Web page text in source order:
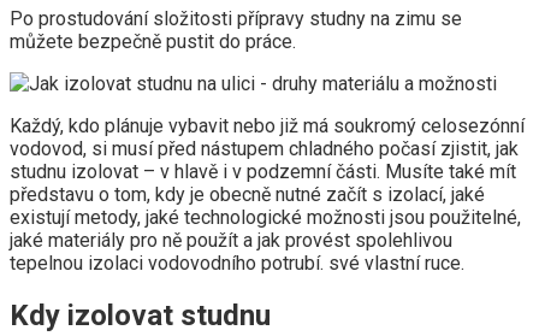
Po prostudování složitosti přípravy studny na zimu se
můžete bezpečně pustit do práce.
Každý, kdo plánuje vybavit nebo již má soukromý celosezónní
vodovod, si musí před nástupem chladného počasí zjistit, jak
studnu izolovat – v hlavě i v podzemní části. Musíte také mít
představu o tom, kdy je obecně nutné začít s izolací, jaké
existují metody, jaké technologické možnosti jsou použitelné,
jaké materiály pro ně použít a jak provést spolehlivou
tepelnou izolaci vodovodního potrubí. své vlastní ruce.
Kdy izolovat studnu